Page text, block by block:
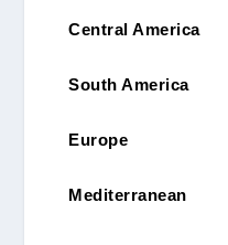
Central America
South America
Europe
Mediterranean